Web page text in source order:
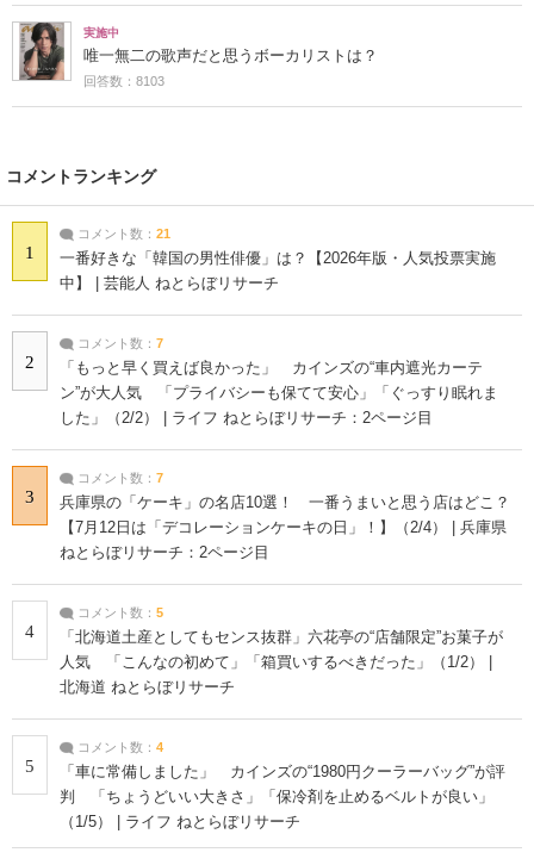
実施中
唯一無二の歌声だと思うボーカリストは？
回答数：8103
コメントランキング
1
コメント数： 21
一番好きな「韓国の男性俳優」は？【2026年版・人気投票実施
中】 | 芸能人 ねとらぼリサーチ
2
コメント数： 7
「もっと早く買えば良かった」 カインズの“車内遮光カーテ
ン”が大人気 「プライバシーも保てて安心」「ぐっすり眠れま
した」（2/2） | ライフ ねとらぼリサーチ：2ページ目
3
コメント数： 7
兵庫県の「ケーキ」の名店10選！ 一番うまいと思う店はどこ？
【7月12日は「デコレーションケーキの日」！】（2/4） | 兵庫県
ねとらぼリサーチ：2ページ目
4
コメント数： 5
「北海道土産としてもセンス抜群」六花亭の“店舗限定”お菓子が
人気 「こんなの初めて」「箱買いするべきだった」（1/2） |
北海道 ねとらぼリサーチ
5
コメント数： 4
「車に常備しました」 カインズの“1980円クーラーバッグ”が評
判 「ちょうどいい大きさ」「保冷剤を止めるベルトが良い」
（1/5） | ライフ ねとらぼリサーチ